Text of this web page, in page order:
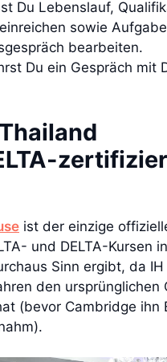
Du Lebenslauf,
sowie
bearbeiten.
Du ein Gespräch mit
ist der einzige
und DELTA-Kursen in
Sinn ergibt, da
den ursprünglichen
(bevor Cambridge ihn